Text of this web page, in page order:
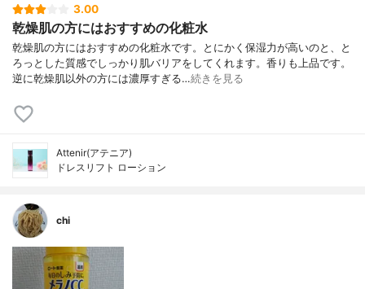
3.00
乾燥肌の方にはおすすめの化粧水
乾燥肌の方にはおすすめの化粧水です。とにかく保湿力が高いのと、と
ろっとした質感でしっかり肌バリアをしてくれます。香りも上品です。
逆に乾燥肌以外の方には濃厚すぎる…続きを見る
Attenir(アテニア)
ドレスリフト ローション
chi